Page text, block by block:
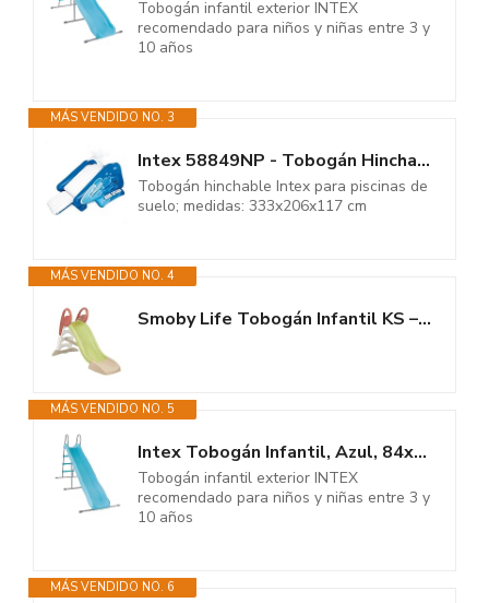
Tobogán infantil exterior INTEX
recomendado para niños y niñas entre 3 y
10 años
MÁS VENDIDO NO. 3
Intex 58849NP - Tobogán Hinchable con 2 pulverizadores 333 x 206 x 117 cm
Tobogán hinchable Intex para piscinas de
suelo; medidas: 333x206x117 cm
MÁS VENDIDO NO. 4
Smoby Life Tobogán Infantil KS – Superficie de Deslizamiento 150 cm –...
MÁS VENDIDO NO. 5
Intex Tobogán Infantil, Azul, 84x251x147 cm, 3 escalones, Pata...
Tobogán infantil exterior INTEX
recomendado para niños y niñas entre 3 y
10 años
MÁS VENDIDO NO. 6